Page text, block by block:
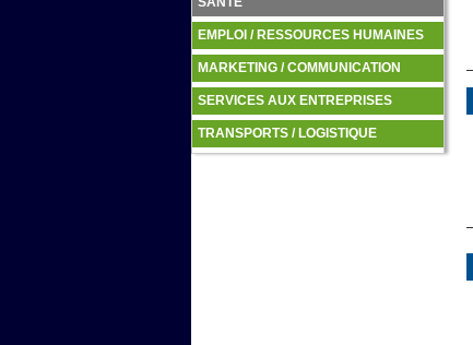
EMPLOI / RESSOURCES HUMAINES
MARKETING / COMMUNICATION
SERVICES AUX ENTREPRISES
TRANSPORTS / LOGISTIQUE